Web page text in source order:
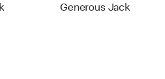
Generous Jack